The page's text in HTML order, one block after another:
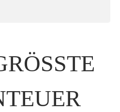
A
D